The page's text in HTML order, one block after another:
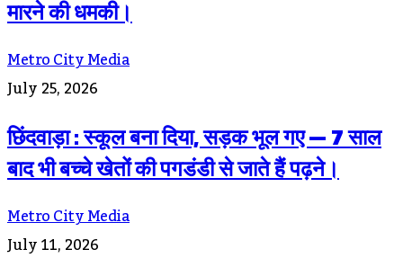
मारने की धमकी।
Metro City Media
July 25, 2026
छिंदवाड़ा : स्कूल बना दिया, सड़क भूल गए — 7 साल
बाद भी बच्चे खेतों की पगडंडी से जाते हैं पढ़ने।
Metro City Media
July 11, 2026